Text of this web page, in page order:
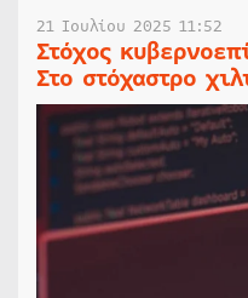
21 Ιουλίου 2025 11:52
Στόχος
Στο στόχαστρο